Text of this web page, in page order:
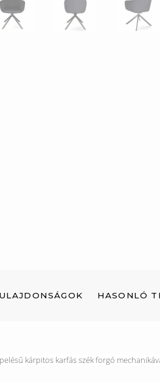
HASONLÓ
kárpitos karfás szék forgó